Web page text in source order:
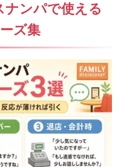
ナンパで使える
ズ集